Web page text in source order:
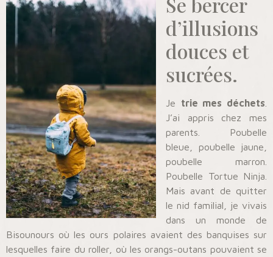
d’illusions
douces et
sucrées.
Je trie mes déchets
J’ai appris chez mes
parents. Poubelle
bleue, poubelle jaune,
poubelle marron.
Poubelle Tortue Ninja.
Mais avant de quitter
le nid familial, je vivais
dans un monde de
Bisounours où les ours polaires avaient des banquises sur
lesquelles faire du roller, où les orangs-outans pouvaient se